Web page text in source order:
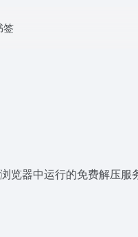
签
览器中运行的免费解压服